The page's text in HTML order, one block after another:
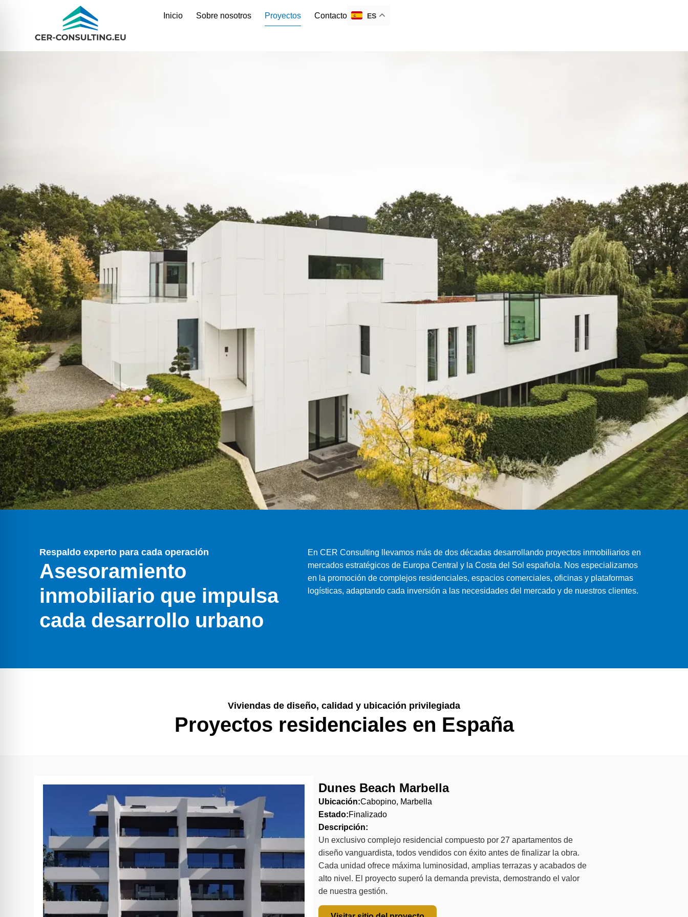
Inicio Sobre nosotros Proyectos Contacto ES
Respaldo experto para cada operación
Asesoramiento
inmobiliario que impulsa
cada desarrollo urbano
En CER Consulting llevamos más de dos décadas desarrollando proyectos inmobiliarios en
mercados estratégicos de Europa Central y la Costa del Sol española. Nos especializamos
en la promoción de complejos residenciales, espacios comerciales, oficinas y plataformas
logísticas, adaptando cada inversión a las necesidades del mercado y de nuestros clientes.
Viviendas de diseño, calidad y ubicación privilegiada
Proyectos residenciales en España
Dunes Beach Marbella
Ubicación:Cabopino, Marbella
Estado:Finalizado
Descripción:
Un exclusivo complejo residencial compuesto por 27 apartamentos de
diseño vanguardista, todos vendidos con éxito antes de finalizar la obra.
Cada unidad ofrece máxima luminosidad, amplias terrazas y acabados de
alto nivel. El proyecto superó la demanda prevista, demostrando el valor
de nuestra gestión.